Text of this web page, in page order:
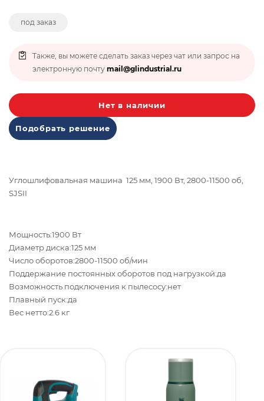
под заказ
Также, вы можете сделать заказ через чат или запрос на
электронную почту mail@glindustrial.ru
Нет в наличии
Подобрать решение
Углошлифовальная машина 125 мм, 1900 Вт, 2800-11500 об,
SJSII
Мощность:1900 Вт
Диаметр диска:125 мм
Число оборотов:2800-11500 об/мин
Поддержание постоянных оборотов под нагрузкой:да
Возможность подключения к пылесосу:нет
Плавный пуск:да
Вес нетто:2.6 кг